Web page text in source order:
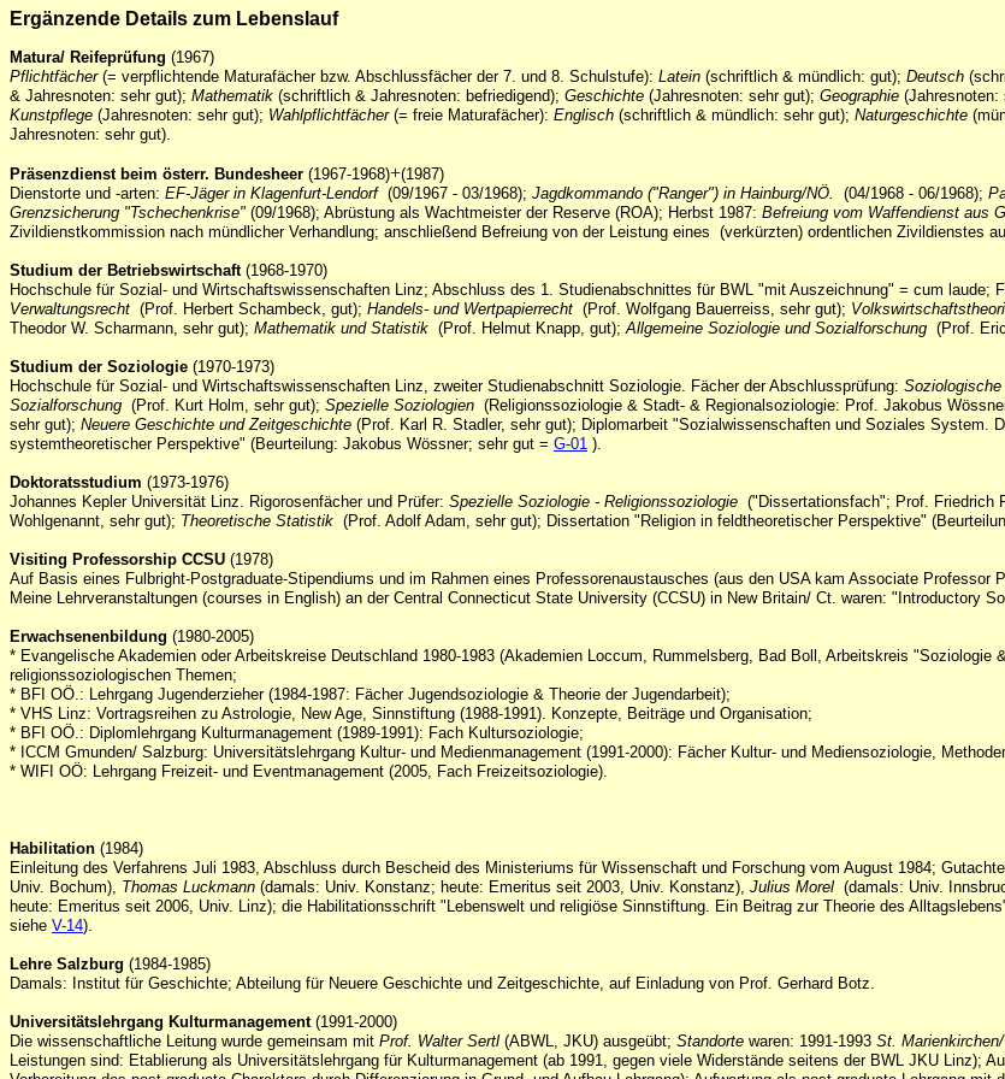
Ergänzende Details zum Lebenslauf
Matura/ Reifeprüfung (1967)
Pflichtfächer(= verpflichtende Maturafächer bzw. Abschlussfächer der 7. und 8. Schulstufe): Latein (schriftlich & mündlich: gut); Deutsch
& Jahresnoten: sehr gut); Mathematik (schriftlich & Jahresnoten: befriedigend); Geschichte (Jahresnoten: sehr gut); Geographie (Jahresnoten:
Kunstpflege (Jahresnoten: sehr gut); Wahlpflichtfächer(= freie Maturafächer): Englisch (schriftlich & mündlich: sehr gut); Naturgeschichte
Jahresnoten: sehr gut).
Präsenzdienst beim österr. Bundesheer (1967-1968)+(1987)
Dienstorte und -arten: EF-Jäger in Klagenfurt-Lendorf(09/1967 - 03/1968); Jagdkommando ("Ranger") in Hainburg/NÖ. (04/1968 - 06/1968);
Grenzsicherung "Tschechenkrise" (09/1968); Abrüstung als Wachtmeister der Reserve (ROA); Herbst 1987: Befreiung vom Waffendienst aus
Zivildienstkommission nach mündlicher Verhandlung; anschließend Befreiung von der Leistung eines (verkürzten) ordentlichen Zivildienstes
Studium der Betriebswirtschaft(1968-1970)
Hochschule für Sozial- und Wirtschaftswissenschaften Linz; Abschluss des 1. Studienabschnittes für BWL "mit Auszeichnung" = cum laude;
Verwaltungsrecht (Prof. Herbert Schambeck, gut); Handels- und Wertpapierrecht (Prof. Wolfgang Bauerreiss, sehr gut);
Theodor W. Scharmann, sehr gut); Mathematik und Statistik (Prof. Helmut Knapp, gut);Allgemeine Soziologie und Sozialforschung (Prof.
Studium der Soziologie (1970-1973)
Hochschule für Sozial- und Wirtschaftswissenschaften Linz, zweiter Studienabschnitt Soziologie. Fächer der Abschlussprüfung: Soziologische
Sozialforschung (Prof. Kurt Holm, sehr gut); Spezielle Soziologien (Religionssoziologie & Stadt- & Regionalsoziologie: Prof. Jakobus
sehr gut); Neuere Geschichte und Zeitgeschichte (Prof. Karl R. Stadler, sehr gut); Diplomarbeit "Sozialwissenschaften und Soziales System.
systemtheoretischer Perspektive" (Beurteilung: Jakobus Wössner; sehr gut = G-01 ).
Doktoratsstudium (1973-1976)
Johannes Kepler Universität Linz. Rigorosenfächer und Prüfer: Spezielle Soziologie - Religionssoziologie ("Dissertationsfach"; Prof. Friedrich
Wohlgenannt, sehr gut); Theoretische Statistik (Prof. Adolf Adam, sehr gut); Dissertation "Religion in feldtheoretischer Perspektive"
Visiting Professorship CCSU (1978)
Auf Basis eines Fulbright-Postgraduate-Stipendiums und im Rahmen eines Professorenaustausches (aus den USA kam Associate Professor
Meine Lehrveranstaltungen (courses in English) an der Central Connecticut State University (CCSU) in New Britain/ Ct. waren: "Introductory
Erwachsenenbildung (1980-2005)
* Evangelische Akademien oder Arbeitskreise Deutschland 1980-1983 (Akademien Loccum, Rummelsberg, Bad Boll, Arbeitskreis
religionssoziologischen Themen;
* BFI OÖ.: Lehrgang Jugenderzieher (1984-1987: Fächer Jugendsoziologie & Theorie der Jugendarbeit);
* VHS Linz: Vortragsreihen zu Astrologie, New Age, Sinnstiftung (1988-1991). Konzepte, Beiträge und Organisation;
* BFI OÖ.: Diplomlehrgang Kulturmanagement (1989-1991): Fach Kultursoziologie;
* ICCM Gmunden/ Salzburg: Universitätslehrgang Kultur- und Medienmanagement (1991-2000): Fächer Kultur- und Mediensoziologie,
* WIFI OÖ: Lehrgang Freizeit- und Eventmanagement (2005, Fach Freizeitsoziologie).
Habilitation (1984)
Einleitung des Verfahrens Juli 1983, Abschluss durch Bescheid des Ministeriums für Wissenschaft und Forschung vom August 1984;
Univ. Bochum), Thomas Luckmann (damals: Univ. Konstanz; heute: Emeritus seit 2003, Univ. Konstanz), Julius Morel (damals: Univ.
heute: Emeritus seit 2006, Univ. Linz); die Habilitationsschrift "Lebenswelt und religiöse Sinnstiftung. Ein Beitrag zur Theorie des
siehe V-14).
Lehre Salzburg (1984-1985)
Damals: Institut für Geschichte; Abteilung für Neuere Geschichte und Zeitgeschichte, auf Einladung von Prof. Gerhard Botz.
Universitätslehrgang Kulturmanagement(1991-2000)
Die wissenschaftliche Leitung wurde gemeinsam mit Prof. Walter Sertl (ABWL, JKU) ausgeübt; Standorte waren: 1991-1993 St.
Leistungen sind: Etablierung als Universitätslehrgang für Kulturmanagement (ab 1991, gegen viele Widerstände seitens der BWL JKU Linz);